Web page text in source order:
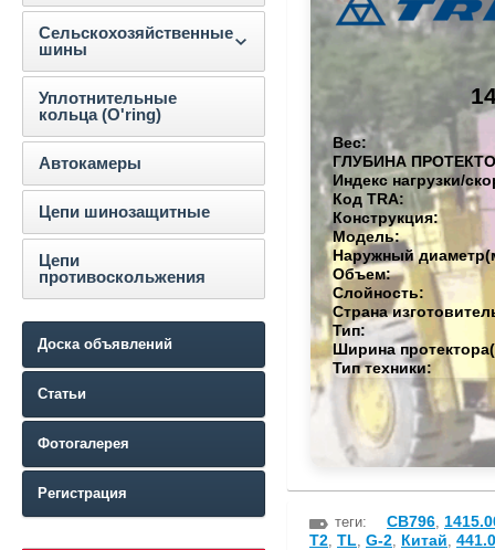
Сельскохозяйственные
шины
Уплотнительные
кольца (O'ring)
Автокамеры
Цепи шинозащитные
Цепи
противоскольжения
Доска объявлений
Статьи
Фотогалерея
Регистрация
Вес:
ГЛУБИНА
Индекс нагрузки/
Код TRA:
Конструкция:
Модель:
Наружный
Объем:
Слойность:
Страна
Тип:
Ширина
Тип техники:
теги: CB796
T2 TL G-2 Китай